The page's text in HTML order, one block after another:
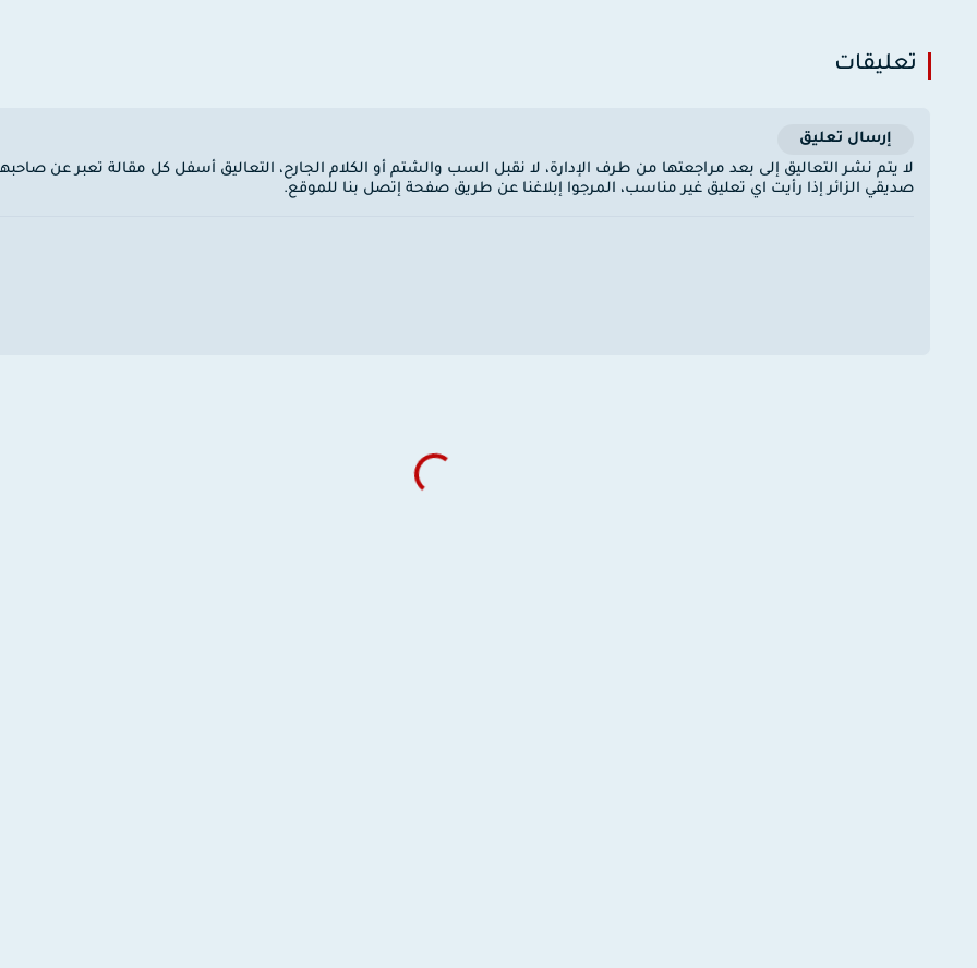
تعليقات
إرسال تعليق
لا يتم نشر التعاليق إلى بعد مراجعتها من طرف الإدارة، لا نقبل السب والشتم أو الكلام الجارح، التعاليق أسفل كل مقالة تعبر عن
صديقي الزائر إذا رأيت اي تعليق غير مناسب، المرجوا إبلاغنا عن طريق صفحة إتصل بنا للموقع.